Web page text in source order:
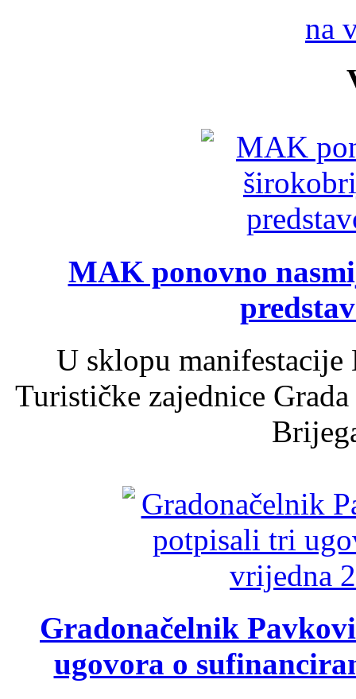
na
MAK ponovno
U sklopu
Turističke zajednice
Gradonačelnik
ugovora o